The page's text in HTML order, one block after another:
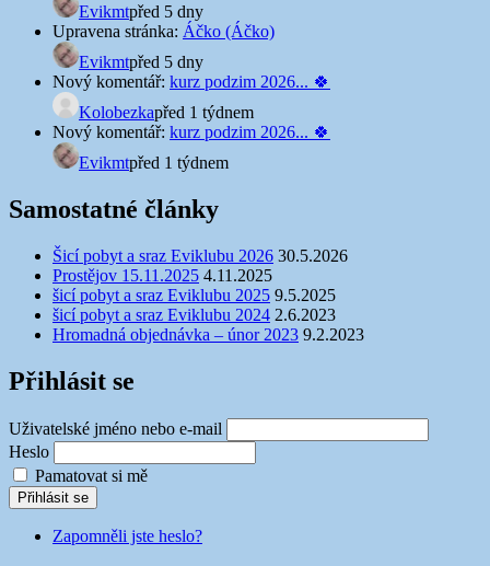
Evikmtpřed 5 dny
Upravena stránka: Áčko (Áčko)
Evikmtpřed 5 dny
Nový komentář: kurz podzim 2026... 🍀
Kolobezkapřed 1 týdnem
Nový komentář: kurz podzim 2026... 🍀
Evikmtpřed 1 týdnem
Samostatné články
Šicí pobyt a sraz Eviklubu 2026 30.5.2026
Prostějov 15.11.2025 4.11.2025
šicí pobyt a sraz Eviklubu 2025 9.5.2025
šicí pobyt a sraz Eviklubu 2024 2.6.2023
Hromadná objednávka – únor 2023 9.2.2023
Přihlásit se
Uživatelské jméno nebo e-mail
Heslo
Pamatovat si mě
Přihlásit se
Zapomněli jste heslo?